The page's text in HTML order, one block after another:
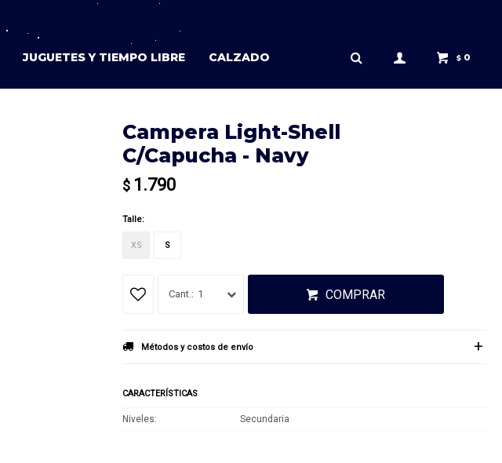
JUGUETES Y TIEMPO LIBRE CALZADO $ 0
Campera Light-Shell
C/capucha - Navy
$ 1.790
Talle:
XS S
1 COMPRAR
Métodos y costos de envío
CARACTERÍSTICAS
Niveles Secundaria